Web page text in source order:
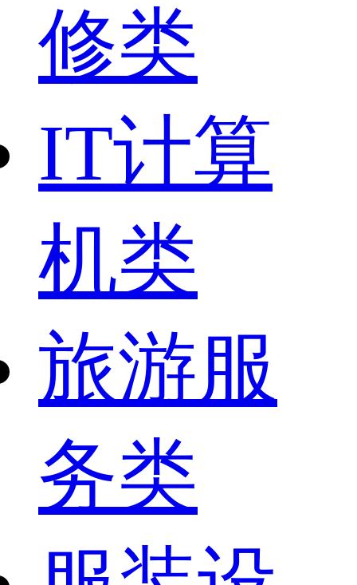
修类
IT计算
机类
旅游服
务类